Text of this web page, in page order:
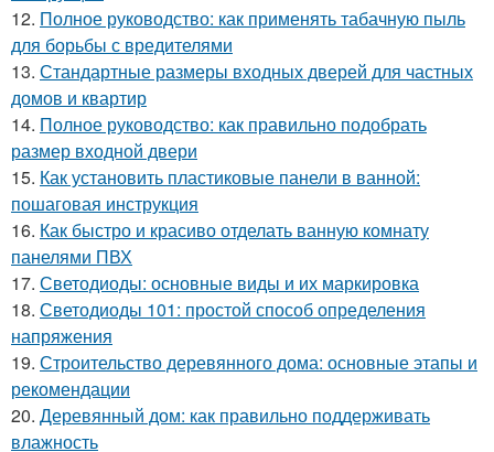
12. Полное руководство: как применять табачную пыль
для борьбы с вредителями
13. Стандартные размеры входных дверей для частных
домов и квартир
14. Полное руководство: как правильно подобрать
размер входной двери
15. Как установить пластиковые панели в ванной:
пошаговая инструкция
16. Как быстро и красиво отделать ванную комнату
панелями ПВХ
17. Светодиоды: основные виды и их маркировка
18. Светодиоды 101: простой способ определения
напряжения
19. Строительство деревянного дома: основные этапы и
рекомендации
20. Деревянный дом: как правильно поддерживать
влажность